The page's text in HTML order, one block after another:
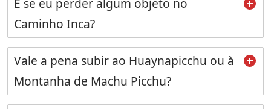
E se eu perder algum objeto no
Caminho Inca?
Vale a pena subir ao Huaynapicchu ou à
Montanha de Machu Picchu?